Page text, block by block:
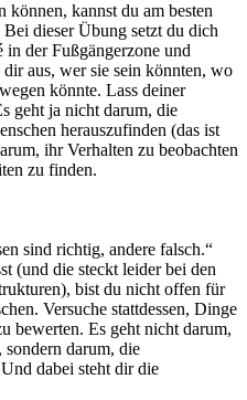
können, kannst du am besten
dieser Übung setzt du dich
der Fußgängerzone und
aus, wer sie sein könnten, wo
könnte. Lass deiner
geht ja nicht darum, die
herauszufinden (das ist
ihr Verhalten zu beobachten
zu finden.
sind richtig, andere falsch.“
(und die steckt leider bei den
bist du nicht offen für
Versuche stattdessen, Dinge
bewerten. Es geht nicht darum,
sondern darum, die
dabei steht dir die